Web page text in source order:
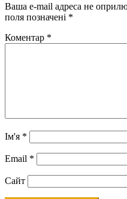
Ваша e-mail адреса не
поля позначені *
Коментар *
Ім'я *
Email *
Сайт